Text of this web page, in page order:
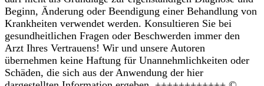
Beginn, Änderung oder Beendigung einer Behandlung von
Krankheiten verwendet werden. Konsultieren Sie bei
gesundheitlichen Fragen oder Beschwerden immer den
Arzt Ihres Vertrauens! Wir und unsere Autoren
übernehmen keine Haftung für Unannehmlichkeiten oder
Schäden, die sich aus der Anwendung der hier